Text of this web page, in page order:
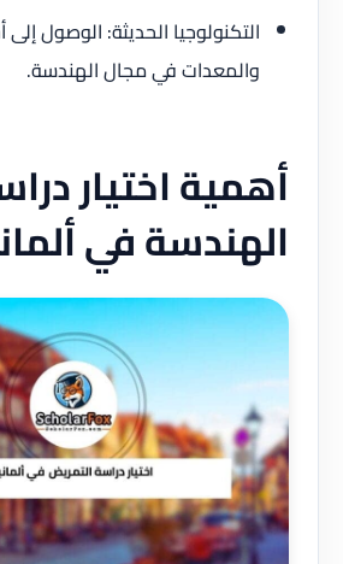
التكنولوجيا الحديثة: الوصول
والمعدات في مجال الهندسة.
أهمية اختيار
الهندسة في